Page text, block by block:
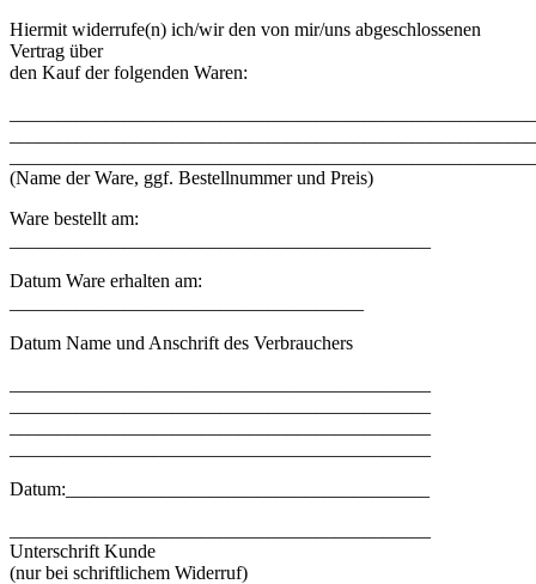
Hiermit widerrufe(n) ich/wir den von mir/uns abgeschlossenen
Vertrag über
den Kauf der folgenden Waren:
(Name der Ware, ggf. Bestellnummer und Preis)
Ware bestellt am:
Datum Ware erhalten am:
Datum Name und Anschrift des Verbrauchers
Datum:______________________________________
Unterschrift Kunde
(nur bei schriftlichem Widerruf)